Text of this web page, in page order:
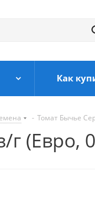
Как
- Томат Бычье
(Евро,